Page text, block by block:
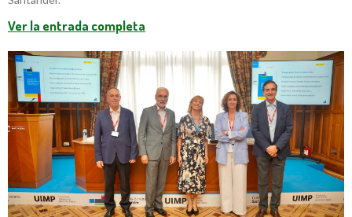
Ver la entrada completa